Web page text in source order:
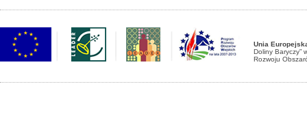
Unia
Doliny Baryczy”
Rozwoju